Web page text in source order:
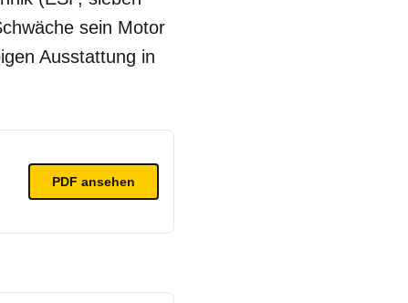
sein Motor
Ausstattung in
PDF ansehen